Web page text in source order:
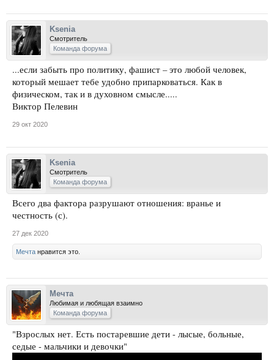
Ksenia
Смотритель
Команда форума
...если забыть про политику, фашист – это любой человек,
который мешает тебе удобно припарковаться. Как в
физическом, так и в духовном смысле.....
Виктор Пелевин
29 окт 2020
Ksenia
Смотритель
Команда форума
Всего два фактора разрушают отношения: вранье и
честность (с).
27 дек 2020
Мечта нравится это.
Мечта
Любимая и любящая взаимно
Команда форума
"Взрослых нет. Есть постаревшие дети - лысые, больные,
седые - мальчики и девочки"